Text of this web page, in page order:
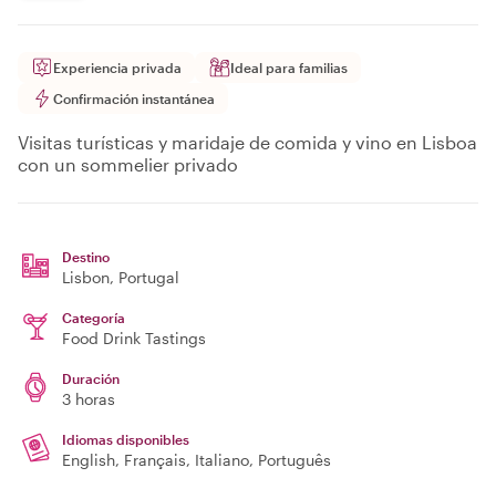
Experiencia privada
Ideal para familias
Confirmación instantánea
Visitas turísticas y maridaje de comida y vino en Lisboa
con un sommelier privado
Destino
Lisbon, Portugal
Categoría
Food Drink Tastings
Duración
3 horas
Idiomas disponibles
English, Français, Italiano, Português